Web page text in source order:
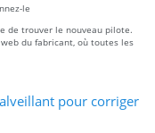
le
de trouver le nouveau pilote.
du fabricant, où toutes les
pour corriger